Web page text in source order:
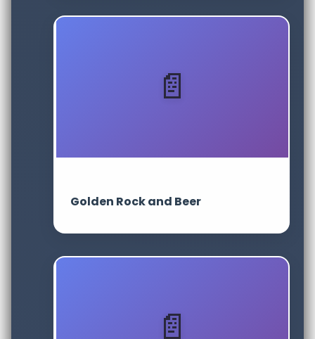
Golden Rock and Beer